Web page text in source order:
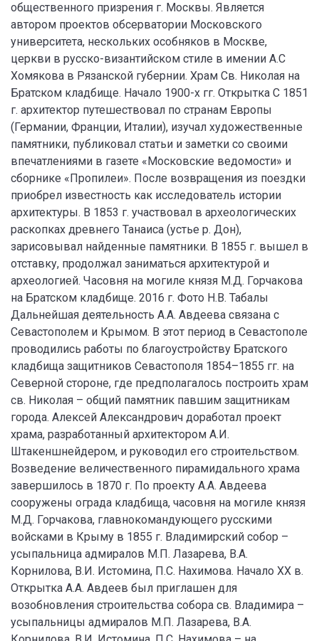
общественного призрения г. Москвы. Является
автором проектов обсерватории Московского
университета, нескольких особняков в Москве,
церкви в русско-византийском стиле в имении А.С
Хомякова в Рязанской губернии. Храм Св. Николая на
Братском кладбище. Начало 1900-х гг. Открытка С 1851
г. архитектор путешествовал по странам Европы
(Германии, Франции, Италии), изучал художественные
памятники, публиковал статьи и заметки со своими
впечатлениями в газете «Московские ведомости» и
сборнике «Пропилеи». После возвращения из поездки
приобрел известность как исследователь истории
архитектуры. В 1853 г. участвовал в археологических
раскопках древнего Танаиса (устье р. Дон),
зарисовывал найденные памятники. В 1855 г. вышел в
отставку, продолжал заниматься архитектурой и
археологией. Часовня на могиле князя М.Д. Горчакова
на Братском кладбище. 2016 г. Фото Н.В. Табалы
Дальнейшая деятельность А.А. Авдеева связана с
Севастополем и Крымом. В этот период в Севастополе
проводились работы по благоустройству Братского
кладбища защитников Севастополя 1854–1855 гг. на
Северной стороне, где предполагалось построить храм
св. Николая – общий памятник павшим защитникам
города. Алексей Александрович доработал проект
храма, разработанный архитектором А.И.
Штакеншнейдером, и руководил его строительством.
Возведение величественного пирамидального храма
завершилось в 1870 г. По проекту А.А. Авдеева
сооружены ограда кладбища, часовня на могиле князя
М.Д. Горчакова, главнокомандующего русскими
войсками в Крыму в 1855 г. Владимирский собор –
усыпальница адмиралов М.П. Лазарева, В.А.
Корнилова, В.И. Истомина, П.С. Нахимова. Начало XX в.
Открытка А.А. Авдеев был приглашен для
возобновления строительства собора св. Владимира –
усыпальницы адмиралов М.П. Лазарева, В.А.